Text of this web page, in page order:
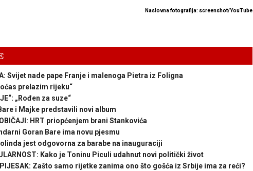
Naslovna fotografija: screenshot/YouTube
Svijet nade pape Franje i malenoga Pietra iz Foligna
prelazim rijeku“
„Rođen za suze“
i Majke predstavili novi album
OBIČAJI: HRT priopćenjem brani Stankovića
Goran Bare ima novu pjesmu
jest odgovorna za barabe na inauguraciji
Kako je Toninu Piculi udahnut novi politički život
PIJESAK: Zašto samo rijetke zanima ono što gošća iz Srbije ima za reći?